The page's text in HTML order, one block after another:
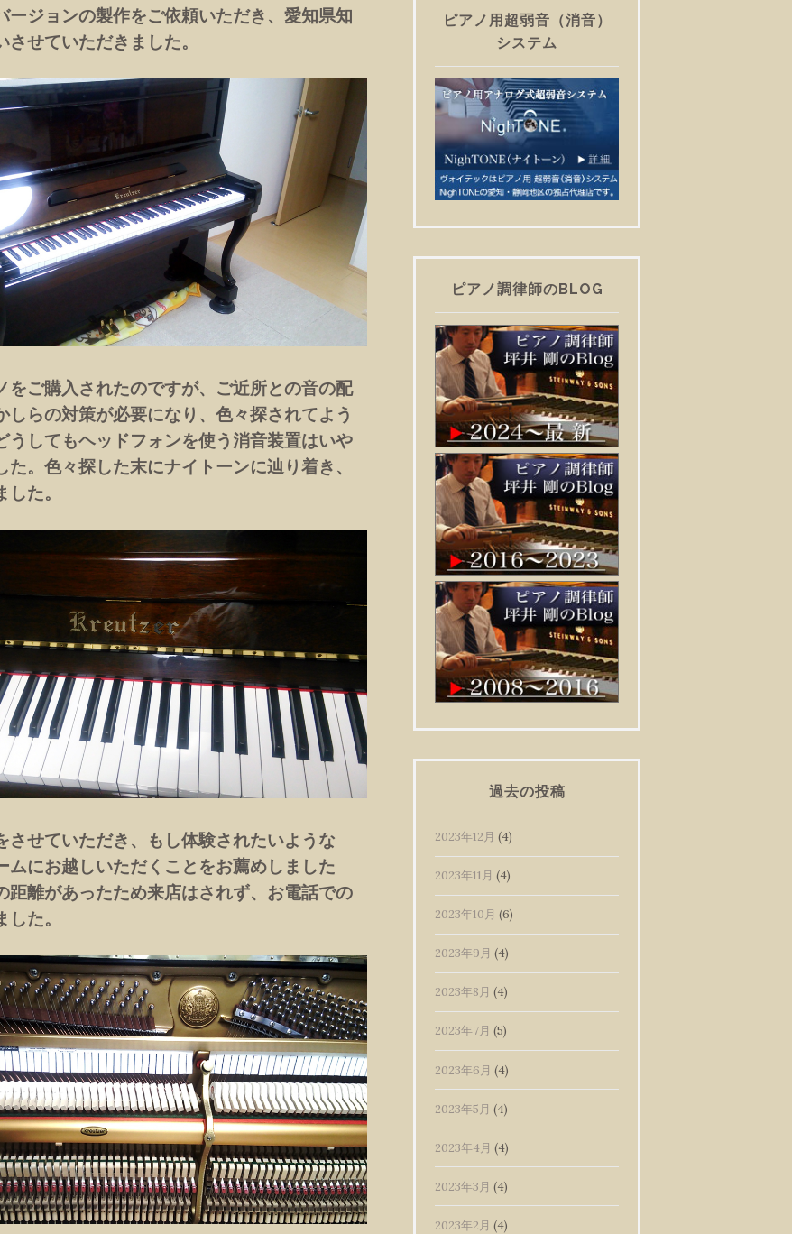
ージョンの製作をご依頼いただき、愛知県知
させていただきました。
をご購入されたのですが、ご近所との音の配
しらの対策が必要になり、色々探されてよう
うしてもヘッドフォンを使う消音装置はいや
た。色々探した末にナイトーンに辿り着き、
た。
させていただき、もし体験されたいような
ムにお越しいただくことをお薦めしました
距離があったため来店はされず、お電話での
た。
ピアノ用超弱音（消音）
システム
ピアノ調律師のBLOG
過去の投稿
2023年12月 (4)
2023年11月 (4)
2023年10月 (6)
2023年9月 (4)
2023年8月 (4)
2023年7月 (5)
2023年6月 (4)
2023年5月 (4)
2023年4月 (4)
2023年3月 (4)
2023年2月 (4)